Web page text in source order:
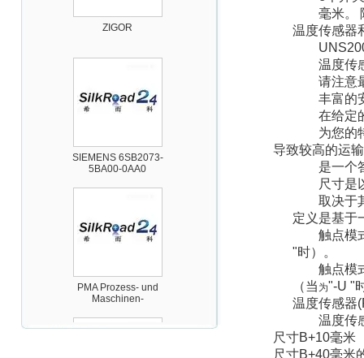
ZIGOR
SIEMENS 6SB2073-
5BA00-0AA0
PMA Prozess- und
Maschinen-
Automation GmbH
毫米。
温度传感器
温度传
请注意
丰富的
在给定
为您的
导致较高的运
是一个
尺寸是
取决于
定义是基于
触点模
"时）。
触点模
（当 为"-U "
温度传感器
温度传
尺寸B+10毫米
尺寸B+40毫米